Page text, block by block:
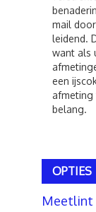
mail
leidend.
want als
een
afmeting
belang.
OPTIES
Meetlint